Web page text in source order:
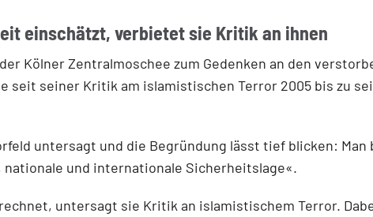
einschätzt, verbietet sie Kritik an ihnen
Kölner Zentralmoschee zum Gedenken an den
seit seiner Kritik am islamistischen Terror 2005 bis zu
untersagt und die Begründung lässt tief blicken:
und internationale Sicherheitslage«.
untersagt sie Kritik an islamistischem Terror.